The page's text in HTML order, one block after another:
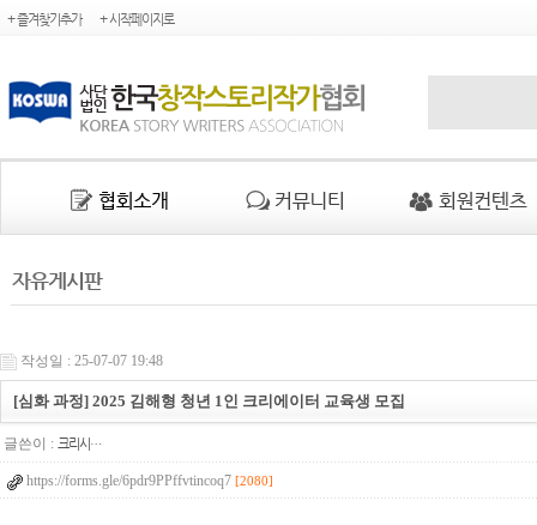
+ 즐겨찾기추가 + 시작페이지로
자유게시판
작성일 : 25-07-07 19:48
[심화 과정] 2025 김해형 청년 1인 크리에이터 교육생 모집
글쓴이 : 크리시…
https://forms.gle/6pdr9PPffvtincoq7 [2080]